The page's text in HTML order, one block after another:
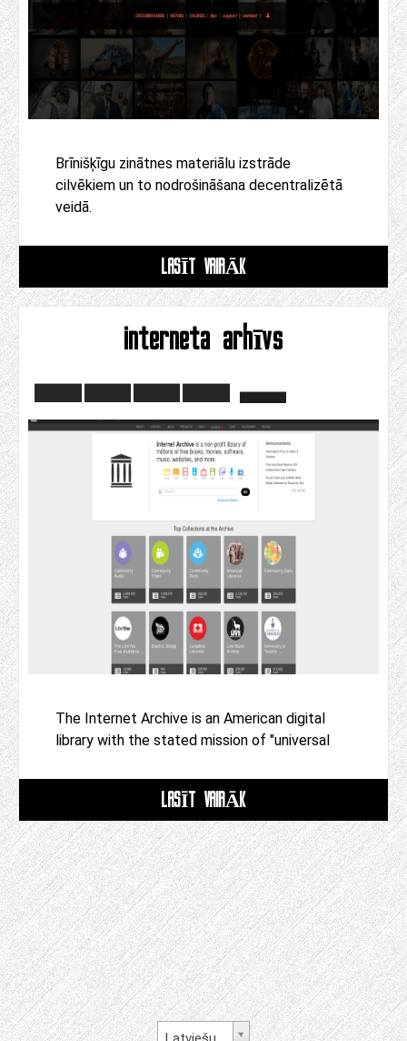
Brīnišķīgu zinātnes materiālu izstrāde
cilvēkiem un to nodrošināšana decentralizētā
veidā.
LASĪT VAIRĀK
interneta arhīvs
The Internet Archive is an American digital
library with the stated mission of "universal
LASĪT VAIRĀK